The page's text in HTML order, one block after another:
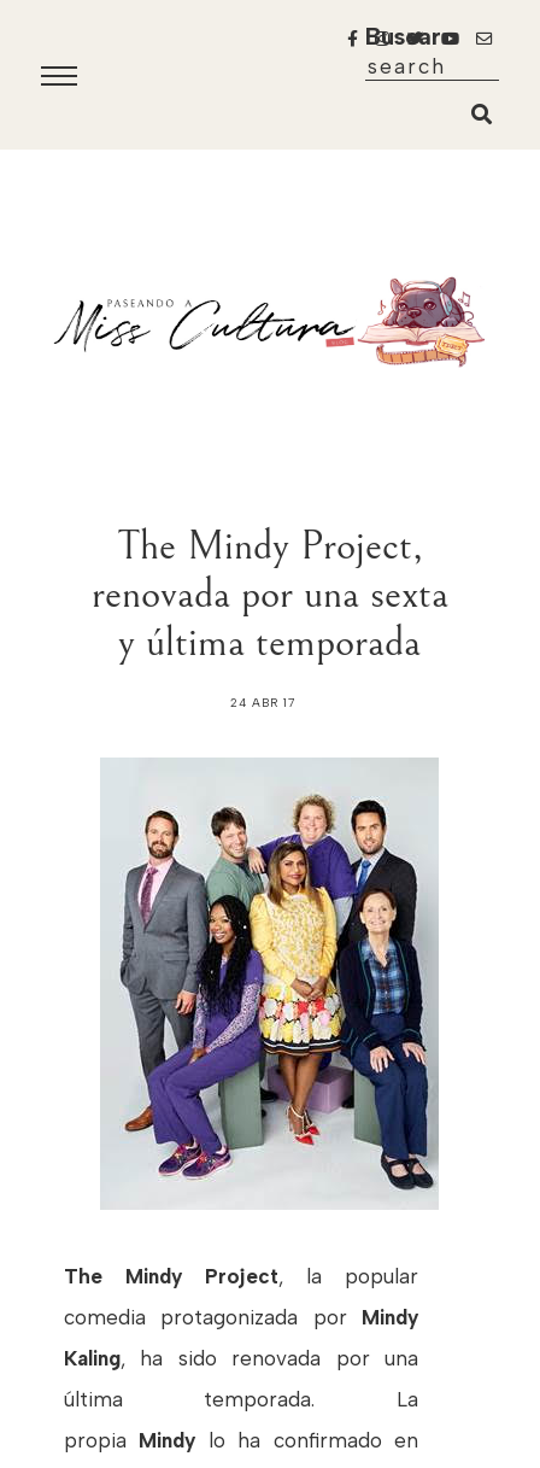
Buscar
The Mindy Project,
renovada por una sexta
y última temporada
24 ABR 17
The Mindy Project, la popular
comedia protagonizada por Mindy
Kaling, ha sido renovada por una
última temporada. La
propia Mindy lo ha confirmado en